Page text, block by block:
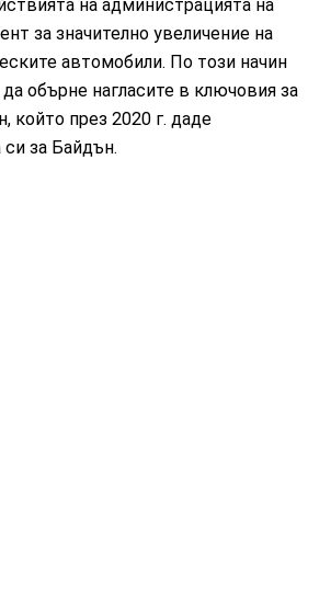
на администрацията на
за значително увеличение на
автомобили. По този начин
обърне нагласите в ключовия за
който през 2020 г. даде
си за Байдън.